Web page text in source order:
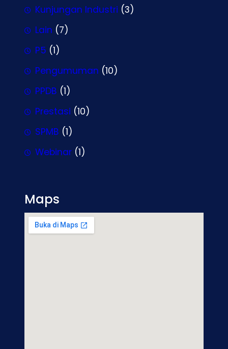
Kunjungan Industri (3)
Lain (7)
P5 (1)
Pengumuman (10)
PPDB (1)
Prestasi (10)
SPMB (1)
Webinar (1)
Maps